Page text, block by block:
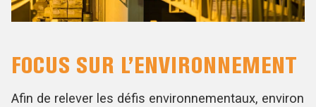
FOCUS SUR L’ENVIRONNEMENT
Afin de relever les défis environnementaux, environ